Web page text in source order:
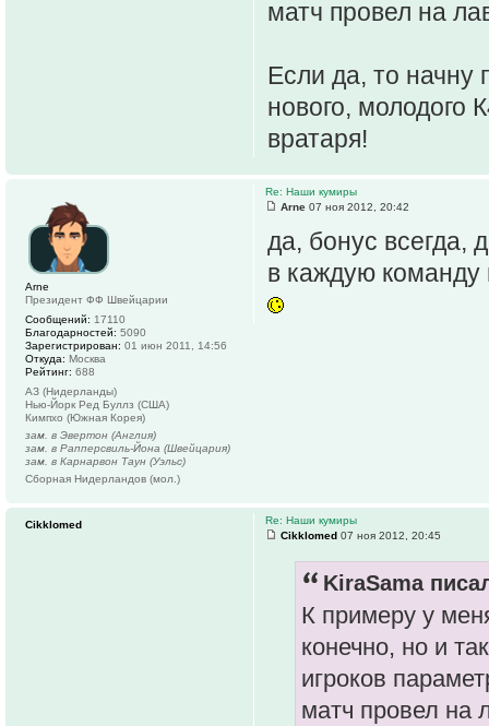
матч провел на
Если да, то начну
нового, молодого
вратаря!
Re: Наши кумиры
Arne 07 ноя 2012, 20:42
да, бонус всегда,
в каждую
Arne
Президент ФФ Швейцарии
Сообщений: 17110
Благодарностей: 5090
Зарегистрирован: 01 июн 2011, 14:56
Откуда: Москва
Рейтинг: 688
АЗ (Нидерланды)
Нью-Йорк Ред Буллз (США)
Кимпхо (Южная Корея)
зам. в Эвертон (Англия)
зам. в Рапперсвиль-Йона (Швейцария)
зам. в Карнарвон Таун (Уэльс)
Сборная Нидерландов (мол.)
Re: Наши кумиры
Cikklomed 07 ноя 2012, 20:45
KiraSama
К примеру у
конечно, но и
игроков
матч провел на
Cikklomed